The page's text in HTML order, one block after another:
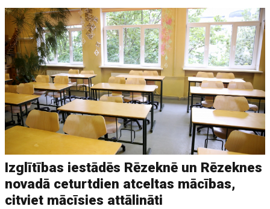
Izglītības iestādēs Rēzeknē un Rēzeknes
novadā ceturtdien atceltas mācības,
citviet mācīsies attālināti